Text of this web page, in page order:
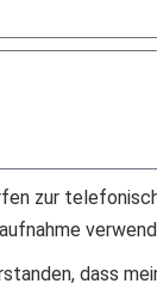
zur
dass